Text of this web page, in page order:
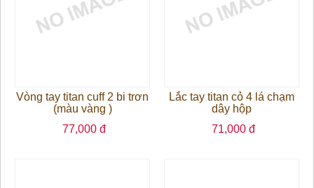
Vòng tay titan cuff 2 bi trơn
(màu vàng )
77,000 đ
Lắc tay titan cỏ 4 lá chạm
dây hộp
71,000 đ